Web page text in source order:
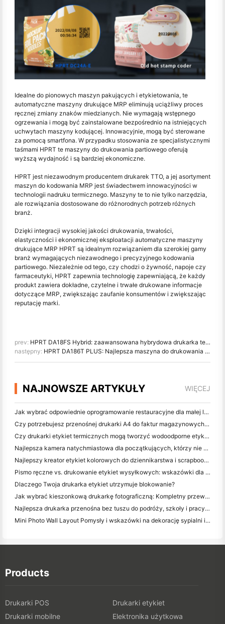
Idealne do pionowych maszyn pakujących i etykietowania, te
automatyczne maszyny drukujące MRP eliminują uciążliwy proces
ręcznej zmiany znaków miedzianych. Nie wymagają wstępnego
ogrzewania i mogą być zainstalowane bezpośrednio na istniejących
uchwytach maszyny kodującej. Innowacyjnie, mogą być sterowane
za pomocą smartfona. W przypadku stosowania ze specjalistycznymi
taśmami HPRT te maszyny do drukowania partiowego oferują
wyższą wydajność i są bardziej ekonomiczne.
HPRT jest niezawodnym producentem drukarek TTO, a jej asortyment
maszyn do kodowania MRP jest świadectwem innowacyjności w
technologii nadruku termicznego. Maszyny te to nie tylko narzędzia,
ale rozwiązania dostosowane do różnorodnych potrzeb różnych
branż.
Dzięki integracji wysokiej jakości drukowania, trwałości,
elastyczności i ekonomicznej eksploatacji automatyczne maszyny
drukujące MRP HPRT są idealnym rozwiązaniem dla szerokiej gamy
branż wymagających niezawodnego i precyzyjnego kodowania
partiowego. Niezależnie od tego, czy chodzi o żywność, napoje czy
farmaceutyki, HPRT zapewnia technologię zapewniającą, że każdy
produkt zawiera dokładne, czytelne i trwałe drukowane informacje
dotyczące MRP, zwiększając zaufanie konsumentów i zwiększając
reputację marki.
prev: HPRT DA18FS Hybrid: zaawansowana hybrydowa drukarka tekstylna z obróbką wstępną w linii, drukiem cyfrowym i ekranem płaskim
następny: HPRT DA186T PLUS: Najlepsza maszyna do drukowania flag w tkaninach poliestrowych flag i banerów
NAJNOWSZE ARTYKUŁY WIĘCEJ
Jak wybrać odpowiednie oprogramowanie restauracyjne dla małej lub średniej restauracji
Czy potrzebujesz przenośnej drukarki A4 do faktur magazynowych? Co naprawdę działa
Czy drukarki etykiet termicznych mogą tworzyć wodoodporne etykiety dla produktów małych firm?
Najlepsza kamera natychmiastowa dla początkujących, którzy nie chcą marnować papieru
Najlepszy kreator etykiet kolorowych do dziennikarstwa i scrapbooking: dodaj więcej kolorów do każdej strony
Pismo ręczne vs. drukowanie etykiet wysyłkowych: wskazówki dla małych firm w 2026 roku
Dlaczego Twoja drukarka etykiet utrzymuje blokowanie?
Jak wybrać kieszonkową drukarkę fotograficzną: Kompletny przewodnik dla użytkowników dziennikarstwa, podróży i iPhone'a
Najlepsza drukarka przenośna bez tuszu do podróży, szkoły i pracy mobilnej: Hanin MT620 Pro Review
Mini Photo Wall Layout Pomysły i wskazówki na dekorację sypialni i dormitorium
Products
Drukarki POS
Drukarki etykiet
Drukarki mobilne
Elektronika użytkowa